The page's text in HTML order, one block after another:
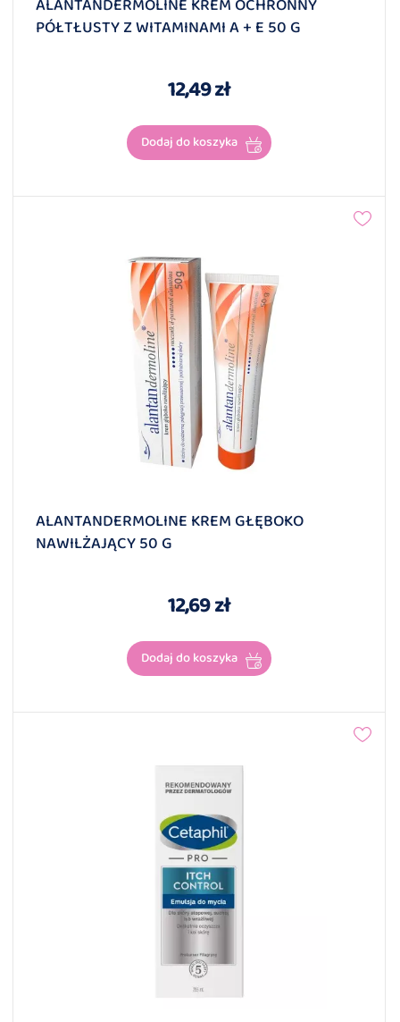
ALANTANDERMOLINE KREM OCHRONNY
PÓŁTŁUSTY Z WITAMINAMI A + E 50 G
12,49 zł
Dodaj do koszyka
ALANTANDERMOLINE KREM GŁĘBOKO
NAWILŻAJĄCY 50 G
12,69 zł
Dodaj do koszyka